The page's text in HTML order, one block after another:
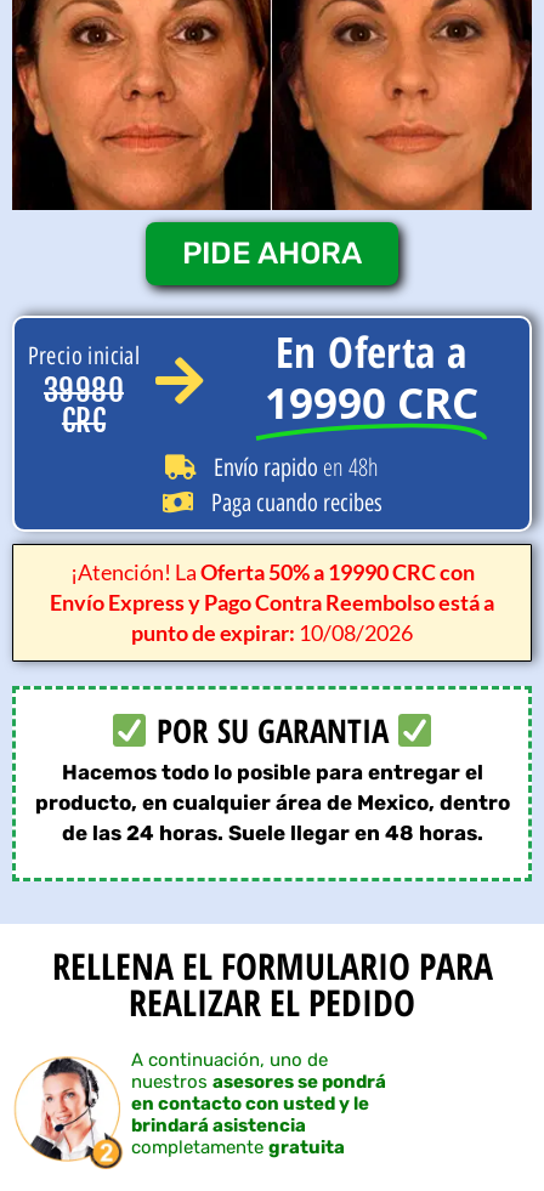
PIDE AHORA
Precio inicial
39980
CRC
En Oferta a
19990 CRC
Envío rapido en 48h
Paga cuando recibes
¡Atención! LaOferta 50% a 19990 CRC con
Envío Express y Pago Contra Reembolso está a
punto de expirar: 10/08/2026
POR SU GARANTIA
Hacemos todo lo posible para entregar el
producto, en cualquier área de Mexico, dentro
de las 24 horas. Suele llegar en 48 horas.
RELLENA EL FORMULARIO PARA
REALIZAR EL PEDIDO
A continuación, uno de
nuestros asesores se pondrá
en contacto con usted y le
brindará asistencia
completamente gratuita